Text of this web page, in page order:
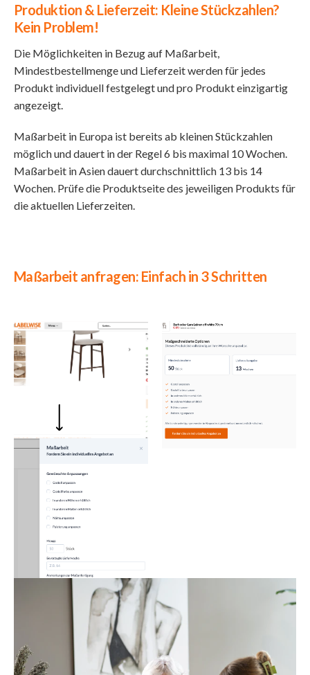
Produktion & Lieferzeit: Kleine Stückzahlen?
Kein Problem!
Die Möglichkeiten in Bezug auf Maßarbeit,
Mindestbestellmenge und Lieferzeit werden für jedes
Produkt individuell festgelegt und pro Produkt einzigartig
angezeigt.
Maßarbeit in Europa ist bereits ab kleinen Stückzahlen
möglich und dauert in der Regel 6 bis maximal 10 Wochen.
Maßarbeit in Asien dauert durchschnittlich 13 bis 14
Wochen. Prüfe die Produktseite des jeweiligen Produkts für
die aktuellen Lieferzeiten.
Maßarbeit anfragen: Einfach in 3 Schritten